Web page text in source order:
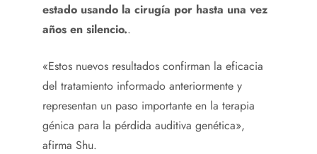
estado usando la cirugía por hasta una vez
años en silencio..
«Estos nuevos resultados confirman la eficacia
del tratamiento informado anteriormente y
representan un paso importante en la terapia
génica para la pérdida auditiva genética»,
afirma Shu.